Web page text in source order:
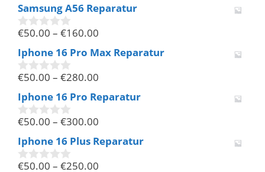
o
n
5
Samsung A56 Reparatur
0
o
n
5
€50.00 – €160.00
Iphone 16 Pro Max Reparatur
0
o
n
5
€50.00 – €280.00
Iphone 16 Pro Reparatur
0
o
n
5
€50.00 – €300.00
Iphone 16 Plus Reparatur
0
€50.00 – €250.00